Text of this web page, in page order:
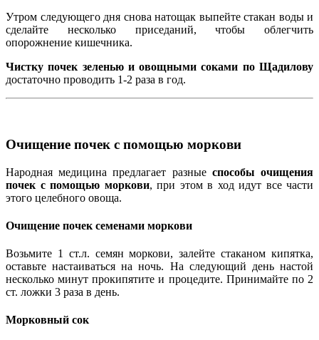
Утром следующего дня снова натощак выпейте стакан воды и
сделайте несколько приседаний, чтобы облегчить
опорожнение кишечника.
Чистку почек зеленью и овощными соками по Щадилову
достаточно проводить 1-2 раза в год.
Очищение почек с помощью моркови
Народная медицина предлагает разные способы очищения
почек с помощью моркови, при этом в ход идут все части
этого целебного овоща.
Очищение почек семенами моркови
Возьмите 1 ст.л. семян моркови, залейте стаканом кипятка,
оставьте настаиваться на ночь. На следующий день настой
несколько минут прокипятите и процедите. Принимайте по 2
ст. ложки 3 раза в день.
Морковный сок